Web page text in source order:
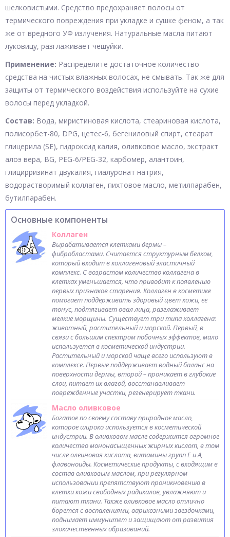
шелковистыми. Средство предохраняет волосы от
термического повреждения при укладке и сушке феном, а так
же от вредного УФ излучения. Натуральные масла питают
луковицу, разглаживает чешуйки.
Применение: Распределите достаточное количество
средства на чистых влажных волосах, не смывать. Так же для
защиты от термического воздействия используйте на сухие
волосы перед укладкой.
Состав: Вода, миристиновая кислота, стеариновая кислота,
полисорбет-80, DPG, цетес-6, бегениловый спирт, стеарат
глицерила (SE), гидроксид калия, оливковое масло, экстракт
алоэ вера, BG, PEG-6/PEG-32, карбомер, алантоин,
глицирризинат двукалия, гиалуронат натрия,
водорастворимый коллаген, пихтовое масло, метилпарабен,
бутилпарабен.
Основные компоненты
Коллаген
Вырабатывается клетками дермы –
фибробластами. Считается структурным белком,
который входит в коллагеновый эластичный
комплекс. С возрастом количество коллагена в
клетках уменьшается, что приводит к появлению
первых признаков старения. Коллаген в косметике
помогает поддерживать здоровый цвет кожи, её
тонус, подтягивает овал лица, разглаживает
мелкие морщины. Существует три типа коллагена:
животный, растительный и морской. Первый, в
связи с большим спектром побочных эффектов, мало
используется в косметической индустрии.
Растительный и морской чаще всего используют в
комплексе. Первые поддерживает водный баланс на
поверхности дермы, второй – проникает в глубокие
слои, питает их влагой, восстанавливает
поврежденные участки, регенерирует ткани.
Масло оливковое
Богатое по своему составу природное масло,
которое широко используется в косметической
индустрии. В оливковом масле содержится огромное
количество мононасыщенных жирных кислот, в том
числе олеиновая кислота, витамины групп Е и А,
флавоноиды. Косметические продукты, с входящим в
состав оливковым маслом, при регулярном
использовании препятствуют проникновению в
клетки кожи свободных радикалов, увлажняют и
питают ткани. Также оливковое масло отлично
борется с воспалениями, варикозными звездочками,
поднимает иммунитет и защищают от развития
злокачественных образований.